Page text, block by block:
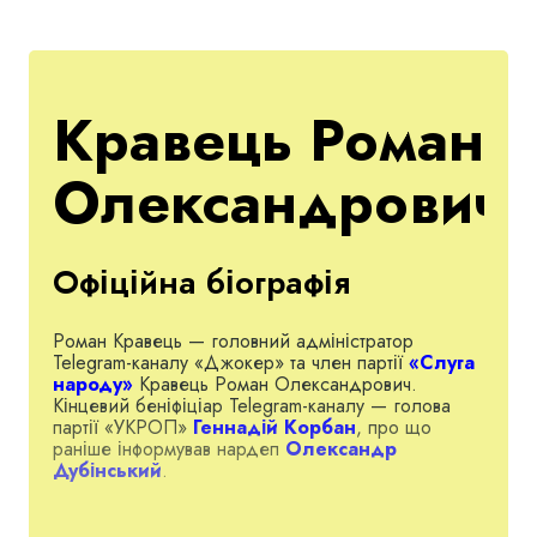
Кравець Роман
Олександрович
Офіційна біографія
Роман Кравець — головний адміністратор
Telegram-каналу «Джокер» та член партії«Слуга
народу» Кравець Роман Олександрович.
Кінцевий беніфіціар Telegram-каналу — голова
партії «УКРОП» Геннадій Корбан, про що
раніше інформував нардеп Олександр
Дубінський.